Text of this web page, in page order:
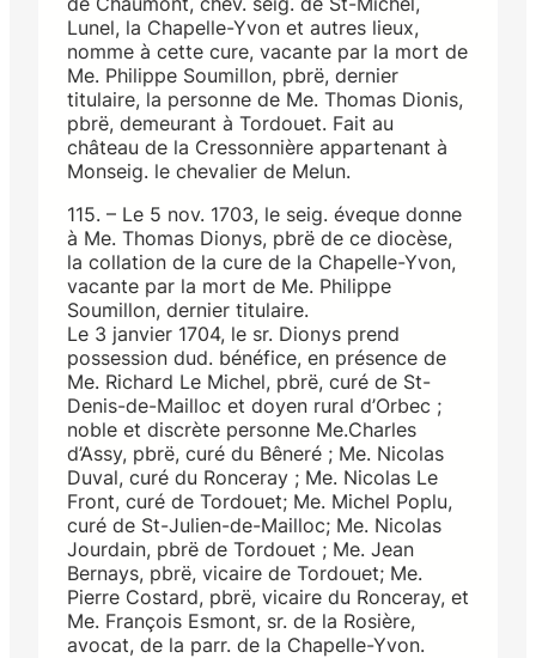
Lunel, la Chapelle-Yvon et autres lieux,
nomme à cette cure, vacante par la mort de
Me. Philippe Soumillon, pbrë, dernier
titulaire, la personne de Me. Thomas Dionis,
pbrë, demeurant à Tordouet. Fait au
château de la Cressonnière appartenant à
Monseig. le chevalier de Melun.
115. – Le 5 nov. 1703, le seig. éveque donne
à Me. Thomas Dionys, pbrë de ce diocèse,
la collation de la cure de la Chapelle-Yvon,
vacante par la mort de Me. Philippe
Soumillon, dernier titulaire.
Le 3 janvier 1704, le sr. Dionys prend
possession dud. bénéfice, en présence de
Me. Richard Le Michel, pbrë, curé de St-
Denis-de-Mailloc et doyen rural d’Orbec ;
noble et discrète personne Me.Charles
d’Assy, pbrë, curé du Bêneré ; Me. Nicolas
Duval, curé du Ronceray ; Me. Nicolas Le
Front, curé de Tordouet; Me. Michel Poplu,
curé de St-Julien-de-Mailloc; Me. Nicolas
Jourdain, pbrë de Tordouet ; Me. Jean
Bernays, pbrë, vicaire de Tordouet; Me.
Pierre Costard, pbrë, vicaire du Ronceray, et
Me. François Esmont, sr. de la Rosière,
avocat, de la parr. de la Chapelle-Yvon.